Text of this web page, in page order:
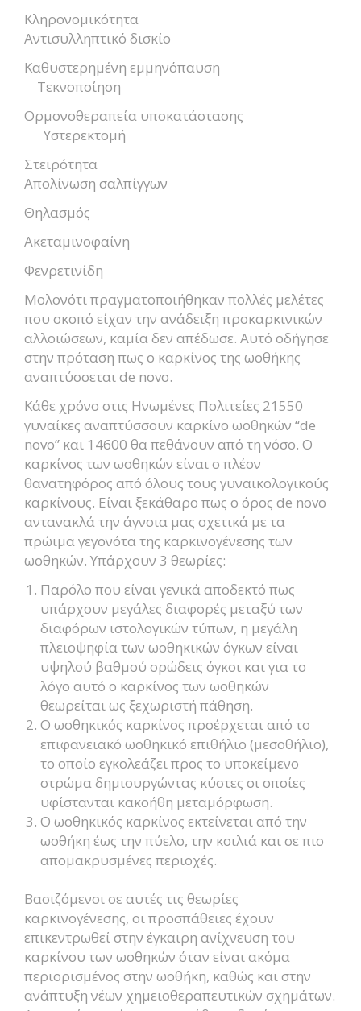
Κληρονομικότητα
Αντισυλληπτικό δισκίο
Καθυστερημένη εμμηνόπαυση
Τεκνοποίηση
Ορμονοθεραπεία υποκατάστασης
Υστερεκτομή
Στειρότητα
Απολίνωση σαλπίγγων
Θηλασμός
Ακεταμινοφαίνη
Φενρετινίδη
Μολονότι πραγματοποιήθηκαν πολλές μελέτες
που σκοπό είχαν την ανάδειξη προκαρκινικών
αλλοιώσεων, καμία δεν απέδωσε. Αυτό οδήγησε
στην πρόταση πως ο καρκίνος της ωοθήκης
αναπτύσσεται de novo.
Κάθε χρόνο στις Ηνωμένες Πολιτείες 21550
γυναίκες αναπτύσσουν καρκίνο ωοθηκών “de
novo” και 14600 θα πεθάνουν από τη νόσο. Ο
καρκίνος των ωοθηκών είναι ο πλέον
θανατηφόρος από όλους τους γυναικολογικούς
καρκίνους. Είναι ξεκάθαρο πως ο όρος de novo
αντανακλά την άγνοια μας σχετικά με τα
πρώιμα γεγονότα της καρκινογένεσης των
ωοθηκών. Υπάρχουν 3 θεωρίες:
Παρόλο που είναι γενικά αποδεκτό πως
υπάρχουν μεγάλες διαφορές μεταξύ των
διαφόρων ιστολογικών τύπων, η μεγάλη
πλειοψηφία των ωοθηκικών όγκων είναι
υψηλού βαθμού ορώδεις όγκοι και για το
λόγο αυτό ο καρκίνος των ωοθηκών
θεωρείται ως ξεχωριστή πάθηση.
Ο ωοθηκικός καρκίνος προέρχεται από το
επιφανειακό ωοθηκικό επιθήλιο (μεσοθήλιο),
το οποίο εγκολεάζει προς το υποκείμενο
στρώμα δημιουργώντας κύστες οι οποίες
υφίστανται κακοήθη μεταμόρφωση.
Ο ωοθηκικός καρκίνος εκτείνεται από την
ωοθήκη έως την πύελο, την κοιλιά και σε πιο
απομακρυσμένες περιοχές.
Βασιζόμενοι σε αυτές τις θεωρίες
καρκινογένεσης, οι προσπάθειες έχουν
επικεντρωθεί στην έγκαιρη ανίχνευση του
καρκίνου των ωοθηκών όταν είναι ακόμα
περιορισμένος στην ωοθήκη, καθώς και στην
ανάπτυξη νέων χημειοθεραπευτικών σχημάτων.